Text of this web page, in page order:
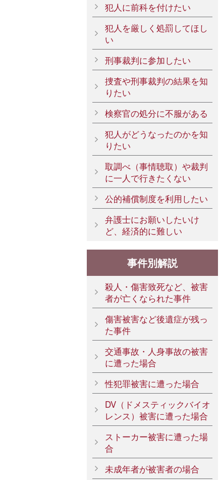
犯人に前科を付けたい
犯人を厳しく処罰してほし
い
刑事裁判に参加したい
捜査や刑事裁判の結果を知
りたい
検察官の処分に不服がある
犯人がどうなったのかを知
りたい
取調べ（事情聴取）や裁判
に一人で行きたくない
公的補償制度を利用したい
弁護士にお願いしたいけ
ど、経済的に難しい
事件別解説
殺人・傷害致死など、被害
者が亡くなられた事件
傷害被害など後遺症が残っ
た事件
交通事故・人身事故の被害
に遭った場合
性犯罪被害に遭った場合
DV（ドメスティックバイオ
レンス）被害に遭った場合
ストーカー被害に遭った場
合
未成年者が被害者の場合